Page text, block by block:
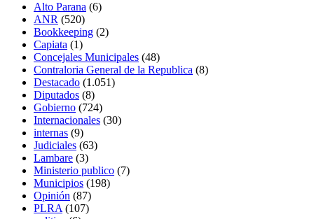
Alto Parana (6)
ANR (520)
Bookkeeping (2)
Capiata (1)
Concejales Municipales (48)
Contraloria General de la Republica (8)
Destacado (1.051)
Diputados (8)
Gobierno (724)
Internacionales (30)
internas (9)
Judiciales (63)
Lambare (3)
Ministerio publico (7)
Municipios (198)
Opinión (87)
PLRA (107)